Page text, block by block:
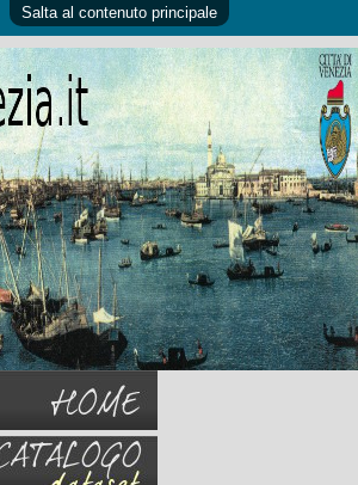
Salta al contenuto principale